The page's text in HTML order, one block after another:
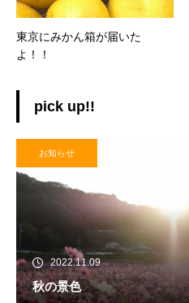
東京にみかん箱が届いた
よ！！
pick up!!
お知らせ
2022.11.09
秋の景色